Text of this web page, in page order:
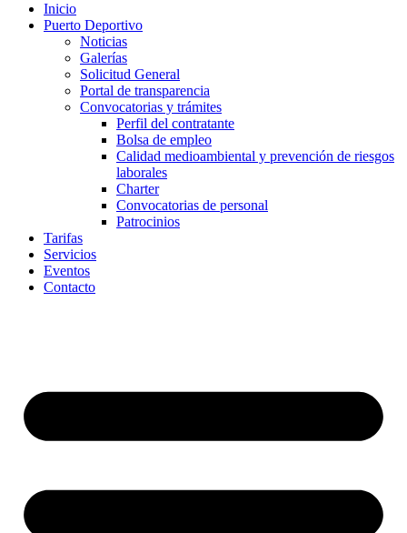
Inicio
Puerto Deportivo
Noticias
Galerías
Solicitud General
Portal de transparencia
Convocatorias y trámites
Perfil del contratante
Bolsa de empleo
Calidad medioambiental y prevención de riesgos
laborales
Charter
Convocatorias de personal
Patrocinios
Tarifas
Servicios
Eventos
Contacto